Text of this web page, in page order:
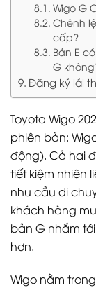
Wigo G
Chênh
cấp?
Bản E
G
Đăng ký lái
Toyota Wigo
phiên bản:
động). Cả hai
tiết kiệm nhiên
nhu cầu di
khách hàng
bản G nhắm
hơn.
Wigo nằm